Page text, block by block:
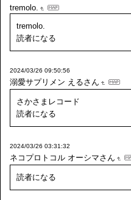
tremolo.
tremolo.
読者になる
2024/03/26 09:50:56
溺愛サプリメン えるさん
さかさまレコード
読者になる
2024/03/26 03:31:32
ネコプロトコル オーシマさん
読者になる